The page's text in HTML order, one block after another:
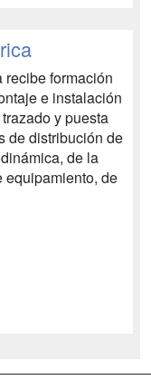
formación
e instalación
y puesta
de distribución de
de la
equipamiento, de